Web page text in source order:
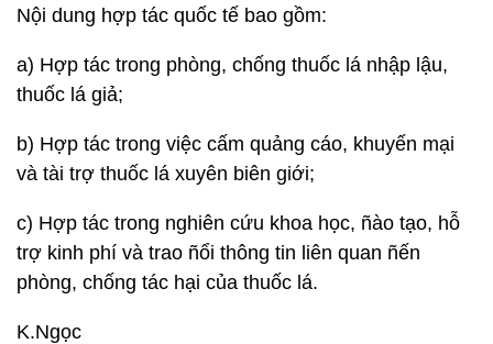
Nội dung hợp tác quốc tế bao gồm:
a) Hợp tác trong phòng, chống thuốc lá nhập lậu,
thuốc lá giả;
b) Hợp tác trong việc cấm quảng cáo, khuyến mại
và tài trợ thuốc lá xuyên biên giới;
c) Hợp tác trong nghiên cứu khoa học, ñào tạo, hỗ
trợ kinh phí và trao ñổi thông tin liên quan ñến
phòng, chống tác hại của thuốc lá.
K.Ngọc